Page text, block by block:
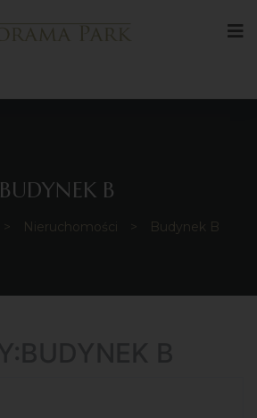
BUDYNEK B
> Nieruchomości > Budynek B